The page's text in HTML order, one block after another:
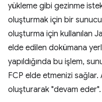
yükleme gibi gezinme
oluşturmak için bir
oluşturma için kullanılan
elde edilen dokümana
yapıldığında bu işlem,
FCP elde etmenizi
oluşturarak "devam eder".